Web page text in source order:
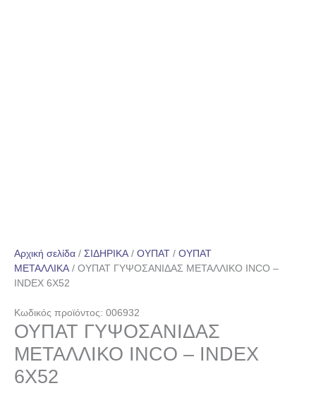
Αρχική σελίδα / ΣΙΔΗΡΙΚΑ / ΟΥΠΑΤ / ΟΥΠΑΤ
ΜΕΤΑΛΛΙΚΑ / ΟΥΠΑΤ ΓΥΨΟΣΑΝΙΔΑΣ ΜΕΤΑΛΛΙΚΟ INCO –
INDEX 6Χ52
Κωδικός προϊόντος: 006932
ΟΥΠΑΤ ΓΥΨΟΣΑΝΙΔΑΣ
ΜΕΤΑΛΛΙΚΟ INCO – INDEX
6Χ52